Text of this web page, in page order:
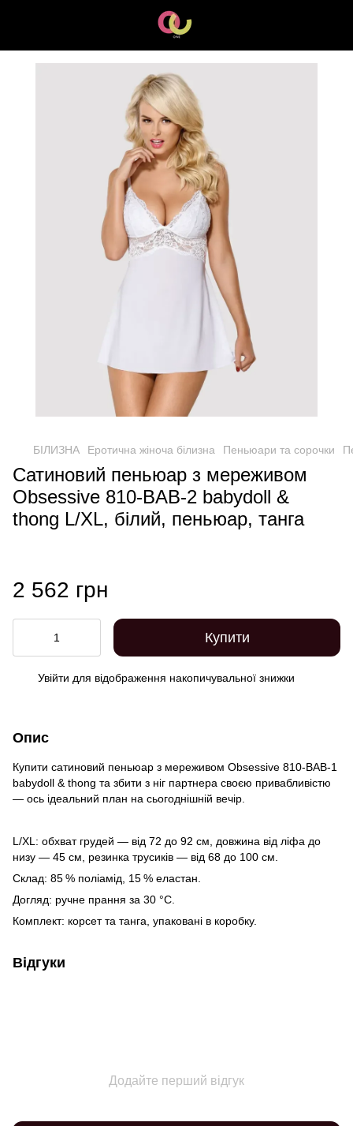
БІЛИЗНА Еротична жіноча білизна Пеньюари та сорочки
Сатиновий пеньюар з мереживом
Obsessive 810-BAB-2 babydoll &
thong L/XL, білий, пеньюар, танга
2 562 грн
Купити
Увійти для відображення накопичувальної знижки
Опис
Купити сатиновий пеньюар з мереживом Obsessive 810-BAB-1
babydoll & thong та збити з ніг партнера своєю привабливістю
— ось ідеальний план на сьогоднішній вечір.
L/XL: обхват грудей — від 72 до 92 см, довжина від ліфа до
низу — 45 см, резинка трусиків — від 68 до 100 см.
Склад: 85 % поліамід, 15 % еластан.
Догляд: ручне прання за 30 °C.
Комплект: корсет та танга, упаковані в коробку.
Відгуки
Додайте перший відгук